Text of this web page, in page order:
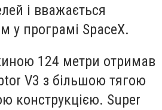
і вважається
у програмі SpaceX.
124 метри отримав
V3 з більшою тягою
конструкцією. Super